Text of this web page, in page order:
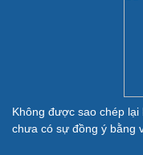
Quân sự - Quốc phòng
Không được sao chép
chưa có sự đồng ý bằng